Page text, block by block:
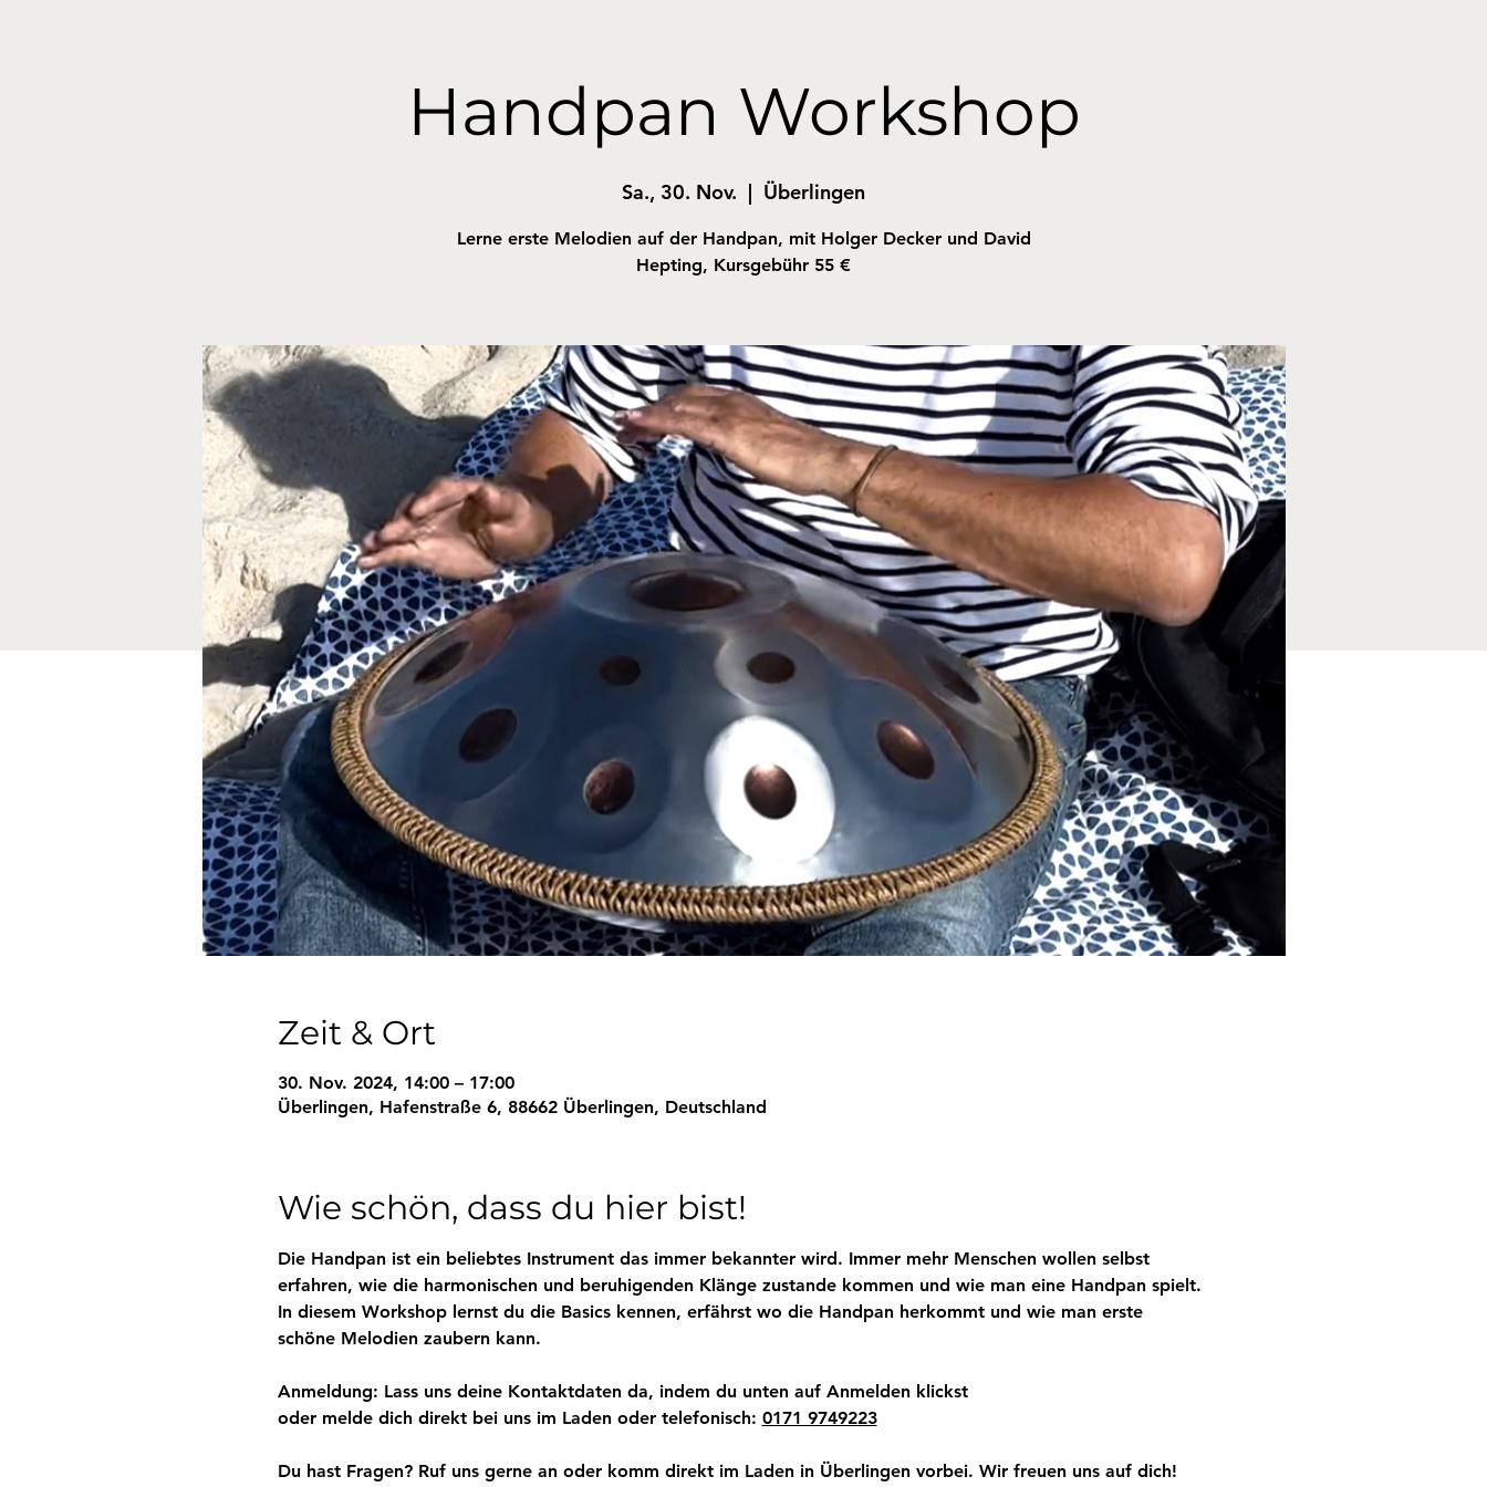
Handpan Workshop
Sa., 30. Nov.
  |
Überlingen
Lerne erste Melodien auf der Handpan, mit Holger Decker und David
Hepting, Kursgebühr 55 €
Zeit & Ort
30. Nov. 2024, 14:00 – 17:00
Überlingen, Hafenstraße 6, 88662 Überlingen, Deutschland
Wie schön, dass du hier bist!
Die Handpan ist ein beliebtes Instrument das immer bekannter wird. Immer mehr Menschen wollen selbst
erfahren, wie die harmonischen und beruhigenden Klänge zustande kommen und wie man eine Handpan spielt.
In diesem Workshop lernst du die Basics kennen, erfährst wo die Handpan herkommt und wie man erste
schöne Melodien zaubern kann.
Anmeldung: Lass uns deine Kontaktdaten da, indem du unten auf Anmelden klickst
oder melde dich direkt bei uns im Laden oder telefonisch: 0171 9749223
Du hast Fragen? Ruf uns gerne an oder komm direkt im Laden in Überlingen vorbei. Wir freuen uns auf dich!